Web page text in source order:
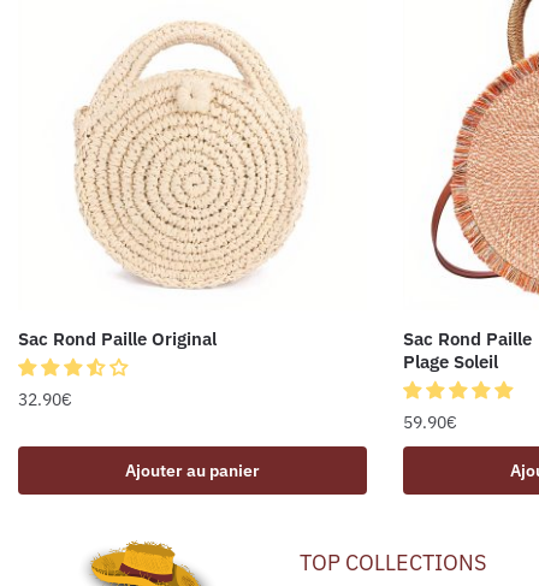
Sac Rond Paille Original
32.90€
Ajouter au panier
Sac Rond Paille
Plage Soleil
59.90€
TOP COLLECTIONS